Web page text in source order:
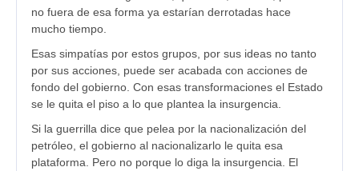
no fuera de esa forma ya estarían derrotadas hace
mucho tiempo.
Esas simpatías por estos grupos, por sus ideas no tanto
por sus acciones, puede ser acabada con acciones de
fondo del gobierno. Con esas transformaciones el Estado
se le quita el piso a lo que plantea la insurgencia.
Si la guerrilla dice que pelea por la nacionalización del
petróleo, el gobierno al nacionalizarlo le quita esa
plataforma. Pero no porque lo diga la insurgencia. El